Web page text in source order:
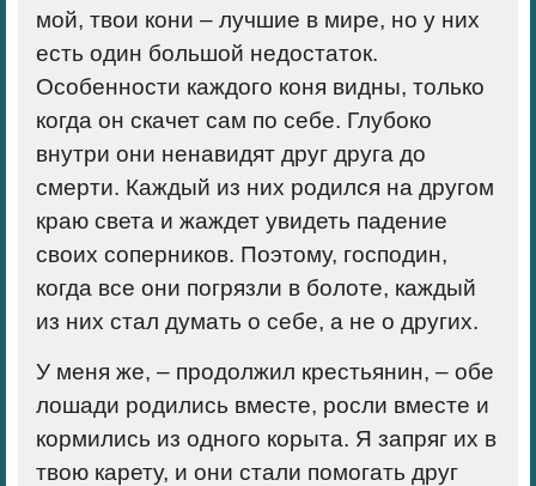
мой, твои кони – лучшие в мире, но у них
есть один большой недостаток.
Особенности каждого коня видны, только
когда он скачет сам по себе. Глубоко
внутри они ненавидят друг друга до
смерти. Каждый из них родился на другом
краю света и жаждет увидеть падение
своих соперников. Поэтому, господин,
когда все они погрязли в болоте, каждый
из них стал думать о себе, а не о других.
У меня же, – продолжил крестьянин, – обе
лошади родились вместе, росли вместе и
кормились из одного корыта. Я запряг их в
твою карету, и они стали помогать друг